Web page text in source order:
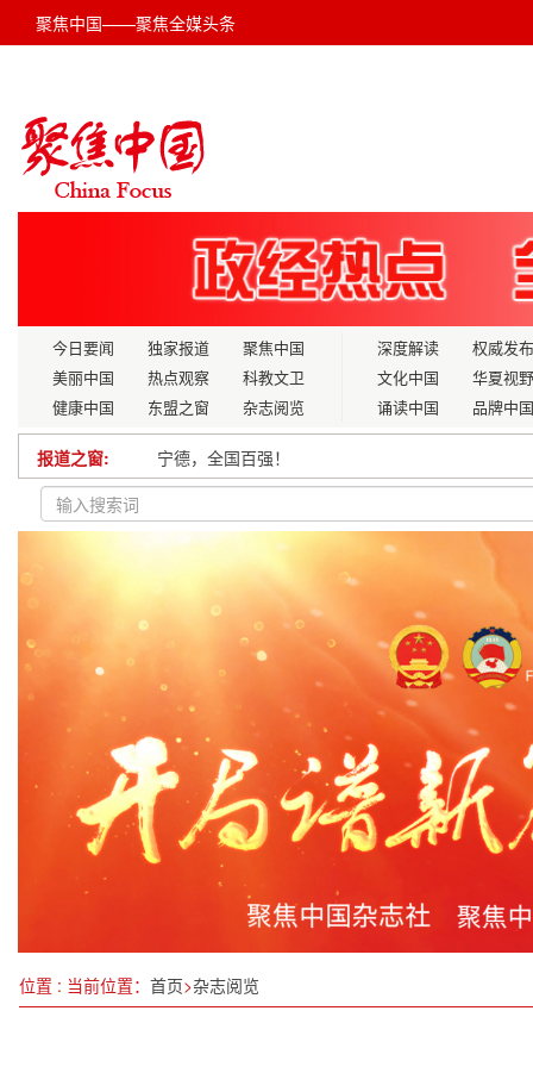
聚焦中国——聚焦全媒头条
今日要闻 独家报道
聚焦中国
美丽中国
热点观察
科教文卫
健康中国
东盟之窗 杂志阅览
深度解读
权威发布
文化中国
华夏视野
诵读中国
品牌中国
报道之窗:
用好区域自贸协定 助力桂品出海
数字经济深度影响人力资源市场供需格局
海南省“3・5”学雷锋纪念日活动隆重举行 千名志
向世界展示中国优秀女性风采
沈晓明与国家中医药管理局副局长黄璐琦一行会谈
颈椎病患者必看！教你正确应对颈椎病的方法！
中秋假期广西消费市场平稳有序
孩子沉迷手机背后的真相，家长们你们知道吗？
宁德，全国百强！
位置 : 当前位置： 首页>杂志阅览